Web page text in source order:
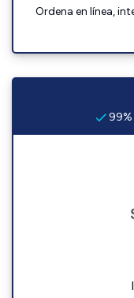
Ordena en línea,
99%